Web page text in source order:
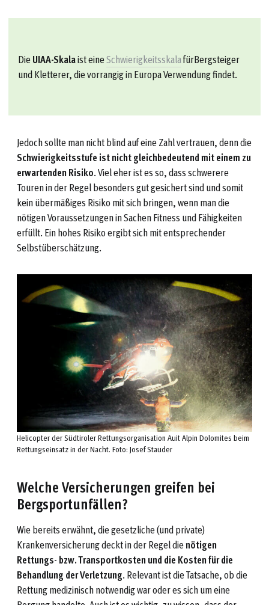
DieUIAA-Skalaist eineSchwierigkeitsskalafürBergsteiger
und Kletterer, die vorrangig in Europa Verwendung findet.
Jedoch sollte man nicht blind auf eine Zahl vertrauen, denn die
Schwierigkeitsstufe ist nicht gleichbedeutend mit einem zu
erwartenden Risiko. Viel eher ist es so, dass schwerere
Touren in der Regel besonders gut gesichert sind und somit
kein übermäßiges Risiko mit sich bringen, wenn man die
nötigen Voraussetzungen in Sachen Fitness und Fähigkeiten
erfüllt. Ein hohes Risiko ergibt sich mit entsprechender
Selbstüberschätzung.
Helicopter der Südtiroler Rettungsorganisation Auit Alpin Dolomites beim
Rettungseinsatz in der Nacht. Foto: Josef Stauder
Welche Versicherungen greifen bei
Bergsportunfällen?
Wie bereits erwähnt, die gesetzliche (und private)
Krankenversicherung deckt in der Regel dienötigen
Rettungs- bzw. Transportkosten und die Kosten für die
Behandlung der Verletzung. Relevant ist die Tatsache, ob die
Rettung medizinisch notwendig war oder es sich um eine